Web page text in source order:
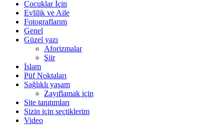
Çocuklar İçin
Evlilik ve Aile
Fotograflarım
Genel
Güzel yazı
Aforizmalar
Şiir
İslam
Püf Noktaları
Sağlıklı yaşam
Zayıflamak için
Site tanıtımları
Sizin için seçtiklerim
Video